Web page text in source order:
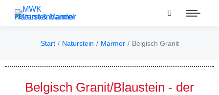
Sie befinden sich hier:
Start Naturstein Marmor Belgisch Granit
Belgisch Granit/Blaustein - der